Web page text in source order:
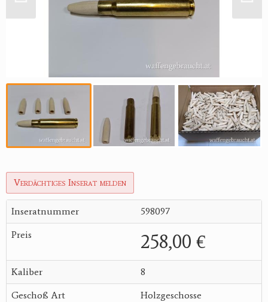
Verdächtiges Inserat melden
Inseratnummer 598097
Preis 258,00 €
Kaliber 8
Geschoß Art Holzgeschosse